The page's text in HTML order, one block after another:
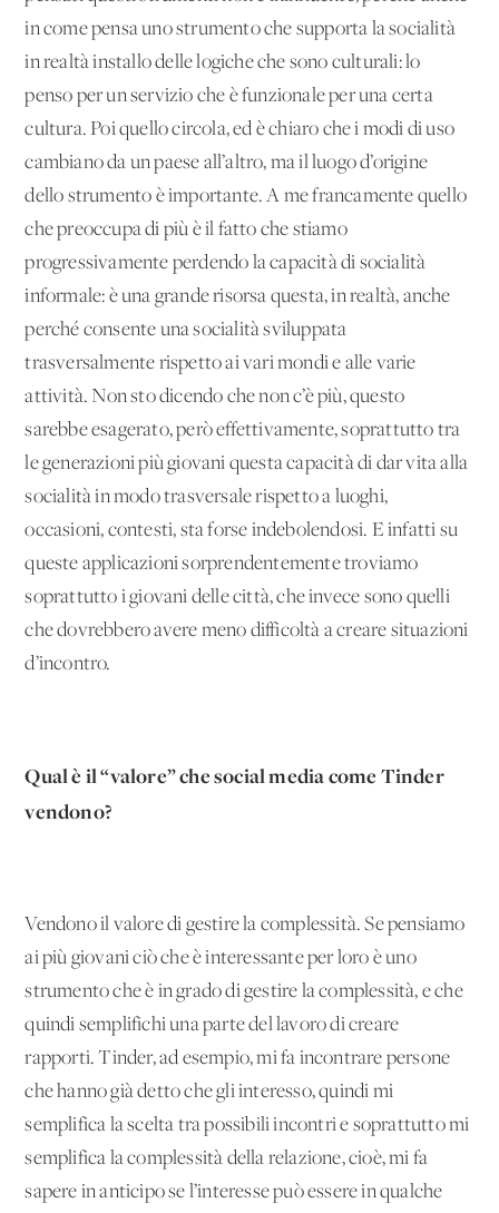
in come pensa uno strumento che supporta la socialità
in realtà installo delle logiche che sono culturali: lo
penso per un servizio che è funzionale per una certa
cultura. Poi quello circola, ed è chiaro che i modi di uso
cambiano da un paese all’altro, ma il luogo d’origine
dello strumento è importante. A me francamente quello
che preoccupa di più è il fatto che stiamo
progressivamente perdendo la capacità di socialità
informale: è una grande risorsa questa, in realtà, anche
perché consente una socialità sviluppata
trasversalmente rispetto ai vari mondi e alle varie
attività. Non sto dicendo che non c’è più, questo
sarebbe esagerato, però effettivamente, soprattutto tra
le generazioni più giovani questa capacità di dar vita alla
socialità in modo trasversale rispetto a luoghi,
occasioni, contesti, sta forse indebolendosi. E infatti su
queste applicazioni sorprendentemente troviamo
soprattutto i giovani delle città, che invece sono quelli
che dovrebbero avere meno difficoltà a creare situazioni
d’incontro.
Qual è il “valore” che social media come Tinder
vendono?
Vendono il valore di gestire la complessità. Se pensiamo
ai più giovani ciò che è interessante per loro è uno
strumento che è in grado di gestire la complessità, e che
quindi semplifichi una parte del lavoro di creare
rapporti. Tinder, ad esempio, mi fa incontrare persone
che hanno già detto che gli interesso, quindi mi
semplifica la scelta tra possibili incontri e soprattutto mi
semplifica la complessità della relazione, cioè, mi fa
sapere in anticipo se l’interesse può essere in qualche